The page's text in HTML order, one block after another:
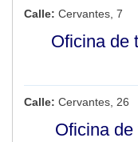
Calle: Cervantes, 7
Oficina de
Calle: Cervantes, 26
Oficina